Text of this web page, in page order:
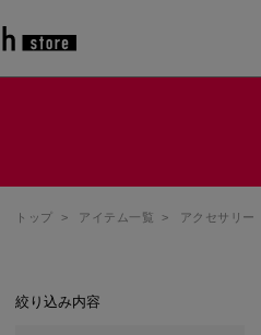
トップ > アイテム一覧 > アクセサリー
絞り込み内容